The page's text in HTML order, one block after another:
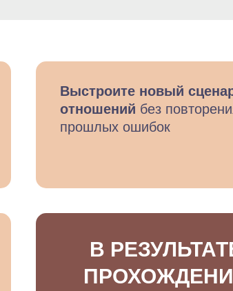
В
Выстроите новый
отношений без
прошлых ошибок